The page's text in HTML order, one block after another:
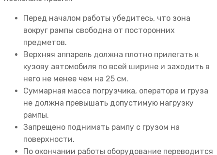
Перед началом работы убедитесь, что зона
вокруг рампы свободна от посторонних
предметов.
Верхняя аппарель должна плотно прилегать к
кузову автомобиля по всей ширине и заходить в
него не менее чем на 25 см.
Суммарная масса погрузчика, оператора и груза
не должна превышать допустимую нагрузку
рампы.
Запрещено поднимать рампу с грузом на
поверхности.
По окончании работы оборудование переводится